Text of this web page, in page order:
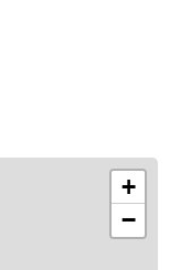
+
−